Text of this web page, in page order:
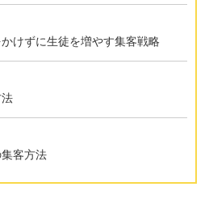
けずに生徒を増やす集客戦略
客方法